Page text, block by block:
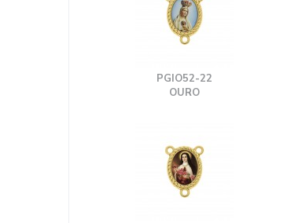
PGIO52-22
OURO